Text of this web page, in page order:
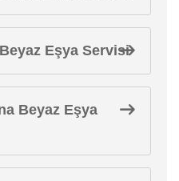
Eşya Servisi
Beyaz Eşya